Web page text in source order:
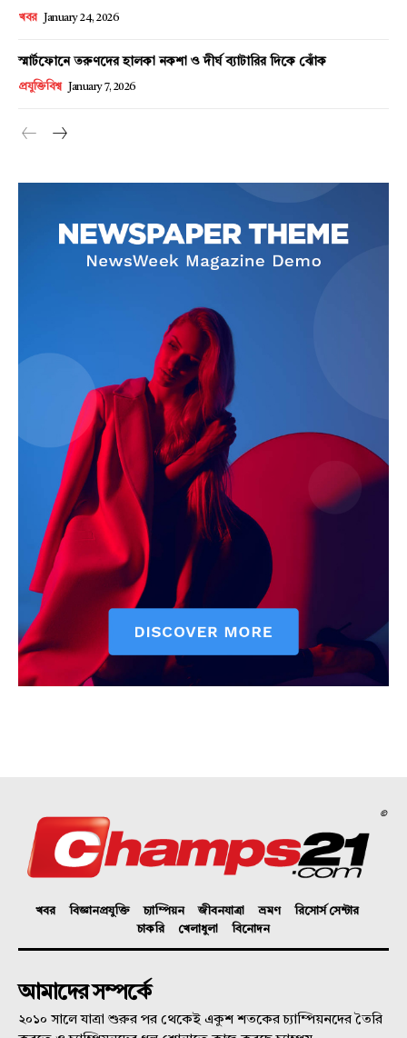
খবর January 24, 2026
স্মার্টফোনে তরুণদের হালকা নকশা ও দীর্ঘ ব্যাটারির দিকে ঝোঁক
প্রযুক্তিবিশ্ব January 7, 2026
©
খবর বিজ্ঞানপ্রযুক্তি চ্যাম্পিয়ন জীবনযাত্রা ভ্রমণ
রিসোর্স সেন্টার
চাকরি
খেলাধুলা বিনোদন
আমাদের সম্পর্কে
২০১০ সালে যাত্রা শুরুর পর থেকেই একুশ শতকের চ্যাম্পিয়নদের তৈরি